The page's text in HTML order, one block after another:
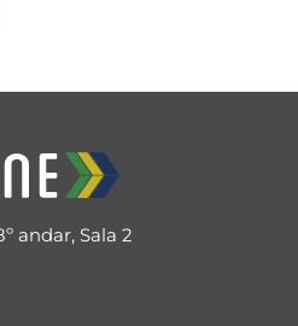
andar, Sala 2